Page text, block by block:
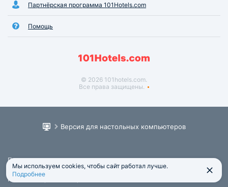
Партнёрская программа 101Hotels.com
Помощь
© 2026 101hotels.com.
Все права защищены.
Версия для настольных компьютеров
Пользовательское соглашение
Юридическая информация
Политика обработки персональных данных
Мы используем cookies, чтобы сайт работал лучше.
Подробнее